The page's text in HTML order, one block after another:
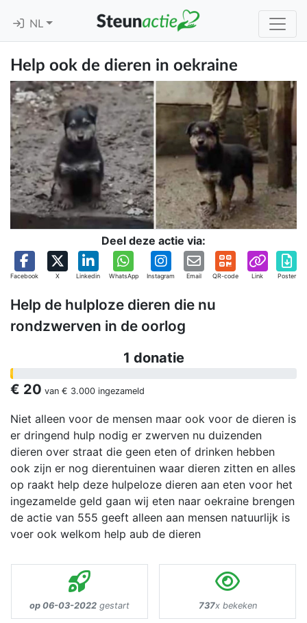
NL
Help ook de dieren in oekraine
Deel deze actie via:
Facebook X Linkedin WhatsApp Instagram Email QR-code Link Poster
Help de hulploze dieren die nu
rondzwerven in de oorlog
1 donatie
€ 20 van € 3.000 ingezameld
Niet alleen voor de mensen maar ook voor de dieren is
er dringend hulp nodig er zwerven nu duizenden
dieren over straat die geen eten of drinken hebben
ook zijn er nog dierentuinen waar dieren zitten en alles
op raakt help deze hulpeloze dieren aan eten voor het
ingezamelde geld gaan wij eten naar oekraine brengen
de actie van 555 geeft alleen aan mensen natuurlijk is
voer ook welkom help aub de dieren
op 06-03-2022 gestart 737x bekeken